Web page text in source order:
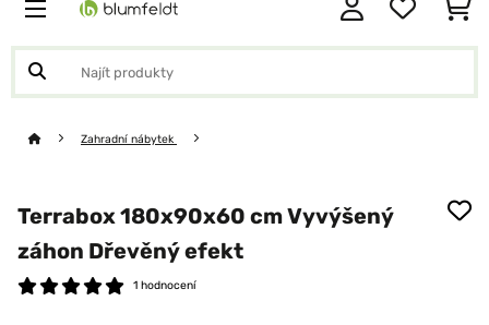
Zahradní nábytek
Terrabox 180x90x60 cm Vyvýšený
záhon Dřevěný efekt
1 hodnocení